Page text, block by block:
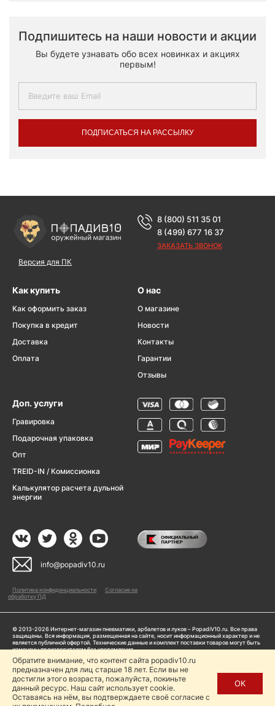
Подпишитесь на наши новости и акции
Вы будете узнавать обо всех новинках и акциях
первым!
ПОДПИСАТЬСЯ НА РАССЫЛКУ
Версия для ПК
8 (800) 511 35 01
8 (499) 677 16 37
ЗАКАЗАТЬ ЗВОНОК
Как купить
Как оформить заказ
Покупка в кредит
Доставка
Оплата
О нас
О магазине
Новости
Контакты
Гарантии
Отзывы
Доп. услуги
Гравировка
Подарочная упаковка
Опт
TREID-IN / Комиссионка
Калькулятор расчета дульной
энергии
info@popadiv10.ru
Политика конфиденциальности
Согласие на
обработку ПД
© 2013-2026 Интернет-магазин пневматики, арбалетов и луков – PopadiV10.ru. Все права
защищены. Вся информация, размещенная на сайте, носит информационный характер и не
является публичной офертой. Технические данные и комплект поставки товаров могут быть
изменены производителем без уведомления
Пользуясь сайтом Popadiv10.ru, пользователь автоматически соглашается с условиями,
прописанными в
Политике конфиденциальности
Копирование любой информации (тексты, фото, видео и др.) с сайта Popadiv10 запрещено,
за исключением наличия письменного согласия администрации сайта Popadiv10.
Обратите внимание, что контент сайта popadiv10.ru
предназначен для лиц старше 18 лет. Если вы не
достигли этого возраста, пожалуйста, покиньте
данный ресурс. Наш сайт использует cookie.
Оставаясь на нём, вы подтверждаете своё согласие с
ОК